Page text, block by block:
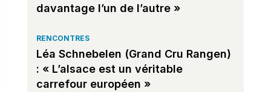
davantage l’un de l’autre »
RENCONTRES
Léa Schnebelen (Grand Cru Rangen)
: « L’alsace est un véritable
carrefour européen »